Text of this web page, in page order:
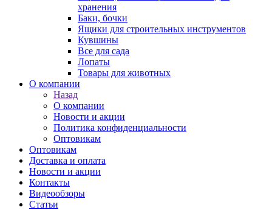
хранения
Баки, бочки
Ящики для строительных инструментов
Кувшины
Все для сада
Лопаты
Товары для животных
О компании
Назад
О компании
Новости и акции
Политика конфиденциальности
Оптовикам
Оптовикам
Доставка и оплата
Новости и акции
Контакты
Видеообзоры
Статьи